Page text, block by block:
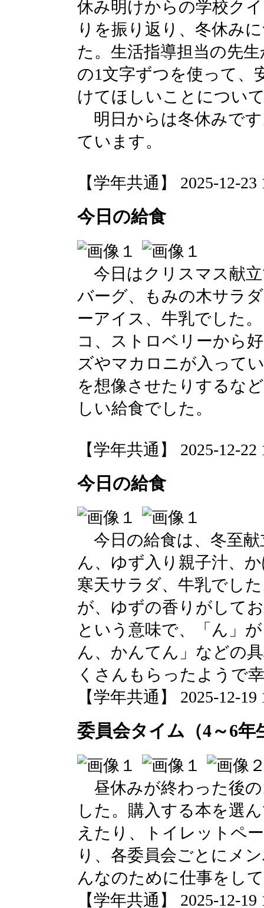
休み明けからの学校ク
りを振り返り、冬休み
た。生活指導担当の先
の1文字ずつを使って、
けてほしいことについ
明日からは冬休みです
ています。
【学年共通】 2025-12-23
今日の給食
今日はクリスマス献
バーグ、もみの木サラ
ーアイス、牛乳でした
コ、ストロベリーから
ズやマカロニが入って
を想像させたりするな
しい給食でした。
【学年共通】 2025-12-22
今日の給食
今日の給食は、冬至
ん、ゆず入り親子汁、
寒天サラダ、牛乳でし
が、ゆずの香りがして
という意味で、「ん」
ん、かんてん」などの
くさんもらったようで
【学年共通】 2025-12-19
委員会タイム（4～6年
昼休みが終わった後
した。購入する本を選
えたり、トイレットペ
り、各委員会ごとにメ
んなのために仕事をし
【学年共通】 2025-12-19